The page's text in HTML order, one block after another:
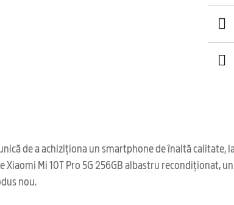
de a achiziționa un smartphone de înaltă
Xiaomi Mi 10T Pro 5G 256GB albastru
nou.